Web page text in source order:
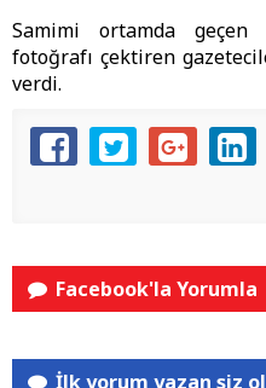
Samimi ortamda geçen
fotoğrafı çektiren
verdi.
Facebook'la Yorumla
İlk yorum yazan siz